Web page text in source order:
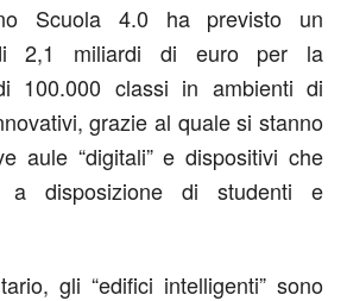
Scuola 4.0 ha previsto un
2,1 miliardi di euro per la
100.000 classi in ambienti di
grazie al quale si stanno
aule “digitali” e dispositivi che
a disposizione di studenti e
gli “edifici intelligenti” sono